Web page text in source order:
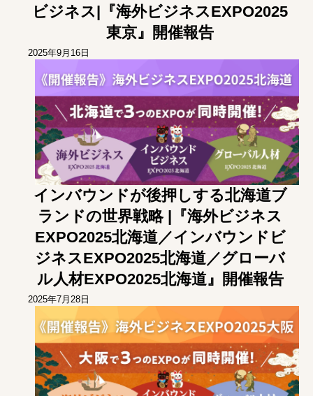
ビジネス|『海外ビジネスEXPO2025
東京』開催報告
2025年9月16日
インバウンドが後押しする北海道ブ
ランドの世界戦略 |『海外ビジネス
EXPO2025北海道／インバウンドビ
ジネスEXPO2025北海道／グローバ
ル人材EXPO2025北海道』開催報告
2025年7月28日